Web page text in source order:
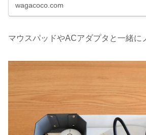
wagacoco.com
マウスパッドやACアダプタと一緒に